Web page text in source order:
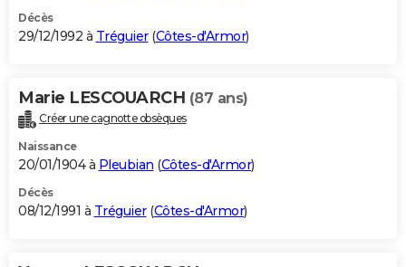
Décès
29/12/1992 à Tréguier(Côtes-d'Armor)
Marie LESCOUARCH (87 ans)
Créer une cagnotte obsèques
Naissance
20/01/1904 à Pleubian (Côtes-d'Armor)
Décès
08/12/1991 à Tréguier(Côtes-d'Armor)